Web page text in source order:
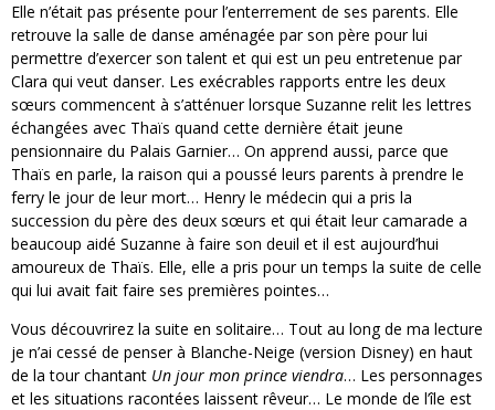
Elle n’était pas présente pour l’enterrement de ses parents. Elle
retrouve la salle de danse aménagée par son père pour lui
permettre d’exercer son talent et qui est un peu entretenue par
Clara qui veut danser. Les exécrables rapports entre les deux
sœurs commencent à s’atténuer lorsque Suzanne relit les lettres
échangées avec Thaïs quand cette dernière était jeune
pensionnaire du Palais Garnier… On apprend aussi, parce que
Thaïs en parle, la raison qui a poussé leurs parents à prendre le
ferry le jour de leur mort… Henry le médecin qui a pris la
succession du père des deux sœurs et qui était leur camarade a
beaucoup aidé Suzanne à faire son deuil et il est aujourd’hui
amoureux de Thaïs. Elle, elle a pris pour un temps la suite de celle
qui lui avait fait faire ses premières pointes…
Vous découvrirez la suite en solitaire… Tout au long de ma lecture
je n’ai cessé de penser à Blanche-Neige (version Disney) en haut
de la tour chantant Un jour mon prince viendra… Les personnages
et les situations racontées laissent rêveur… Le monde de l’île est